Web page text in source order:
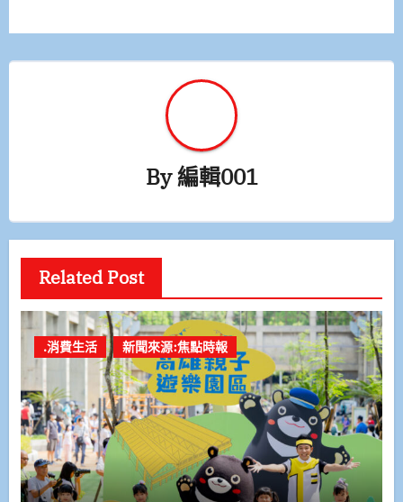
覽
By編輯001
Related Post
.消費生活 新聞來源:焦點時報